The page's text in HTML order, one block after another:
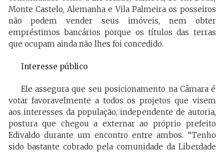
Monte Castelo, Alemanha e Vila Palmeira os posseiros
não podem vender seus imóveis, nem obter
empréstimos bancários porque os títulos das terras
que ocupam ainda não lhes foi concedido.
Interesse público
Ele assegura que seu posicionamento na Câmara é
votar favoravelmente a todos os projetos que visem
aos interesses da população, independente de autoria,
postura que chegou a externar ao próprio prefeito
Edivaldo durante um encontro entre ambos. “Tenho
sido bastante cobrado pela comunidade da Liberdade